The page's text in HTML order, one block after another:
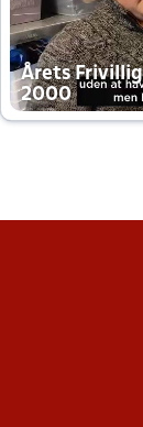
Årets
2000